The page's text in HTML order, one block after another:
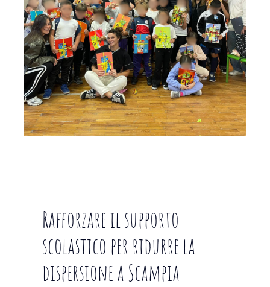
Rafforzare il supporto
scolastico per ridurre la
dispersione a Scampia